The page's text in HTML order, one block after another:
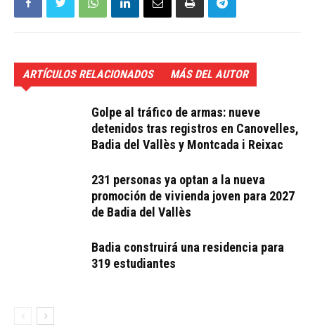
ARTÍCULOS RELACIONADOS MÁS DEL AUTOR
Golpe al tráfico de armas: nueve
detenidos tras registros en Canovelles,
Badia del Vallès y Montcada i Reixac
231 personas ya optan a la nueva
promoción de vivienda joven para 2027
de Badia del Vallès
Badia construirá una residencia para
319 estudiantes